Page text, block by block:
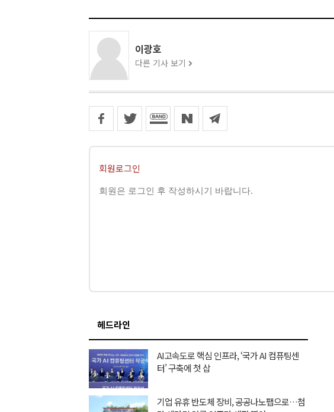
이광호
다른 기사 보기
회원로그인
헤드라인
AI고속도로 핵심 인프라, ‘국가 AI 컴퓨팅센
터’ 구축에 첫 삽
기업 유휴 반도체 장비, 공공나노팹으로…첨